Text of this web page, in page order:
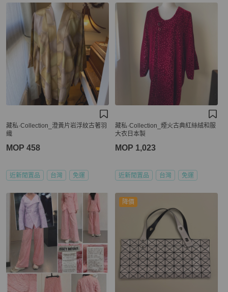
藏私·Collection_澄黃片岩浮紋古著羽
織
MOP 458
近新閒置品 台灣 免運
藏私·Collection_煙火古典紅絲絨和服
大衣日本製
MOP 1,023
近新閒置品 台灣 免運
降價